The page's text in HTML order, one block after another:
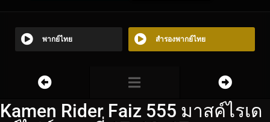
พากย์ไทย สำรองพากย์ไทย
Kamen Rider Faiz 555 มาสค์ไรเด